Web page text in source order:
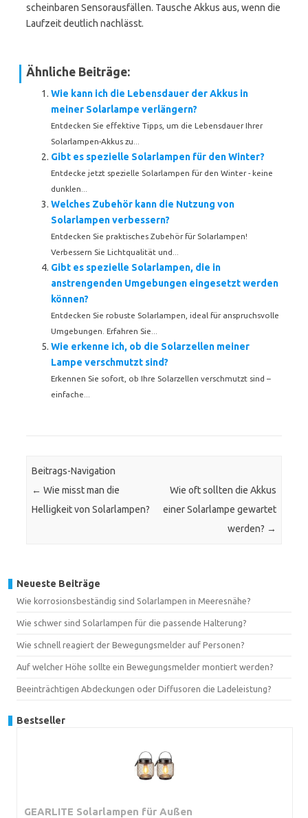
scheinbaren Sensorausfällen. Tausche Akkus aus, wenn die
Laufzeit deutlich nachlässt.
Ähnliche Beiträge:
Wie kann ich die Lebensdauer der Akkus in
meiner Solarlampe verlängern?
Entdecken Sie effektive Tipps, um die Lebensdauer Ihrer
Solarlampen-Akkus zu...
Gibt es spezielle Solarlampen für den Winter?
Entdecke jetzt spezielle Solarlampen für den Winter - keine
dunklen...
Welches Zubehör kann die Nutzung von
Solarlampen verbessern?
Entdecken Sie praktisches Zubehör für Solarlampen!
Verbessern Sie Lichtqualität und...
Gibt es spezielle Solarlampen, die in
anstrengenden Umgebungen eingesetzt werden
können?
Entdecken Sie robuste Solarlampen, ideal für anspruchsvolle
Umgebungen. Erfahren Sie...
Wie erkenne ich, ob die Solarzellen meiner
Lampe verschmutzt sind?
Erkennen Sie sofort, ob Ihre Solarzellen verschmutzt sind –
einfache...
Beitrags-Navigation
← Wie misst man die
Helligkeit von Solarlampen?
Wie oft sollten die Akkus
einer Solarlampe gewartet
werden? →
Neueste Beiträge
Wie korrosionsbeständig sind Solarlampen in Meeresnähe?
Wie schwer sind Solarlampen für die passende Halterung?
Wie schnell reagiert der Bewegungsmelder auf Personen?
Auf welcher Höhe sollte ein Bewegungsmelder montiert werden?
Beeinträchtigen Abdeckungen oder Diffusoren die Ladeleistung?
Bestseller
GEARLITE Solarlampen für Außen